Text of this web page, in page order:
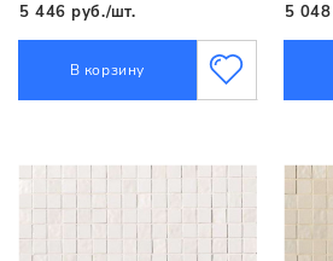
5 446 руб./шт.
В корзину
5